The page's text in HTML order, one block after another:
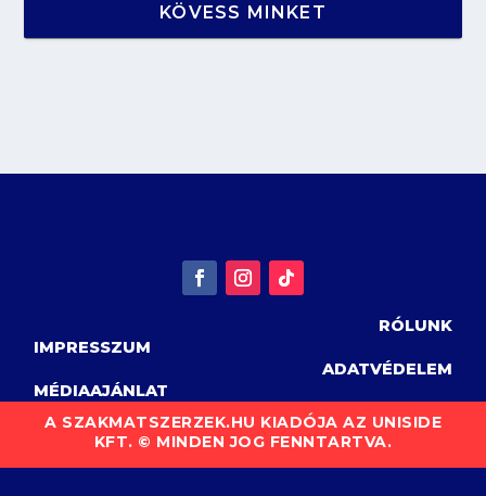
KÖVESS MINKET
RÓLUNK
IMPRESSZUM
ADATVÉDELEM
MÉDIAAJÁNLAT
A SZAKMATSZERZEK.HU KIADÓJA AZ UNISIDE
KFT. © MINDEN JOG FENNTARTVA.